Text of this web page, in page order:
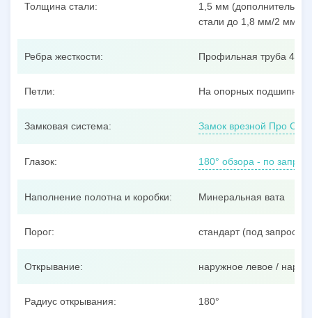
Толщина стали:
1,5 мм
стали до 1,8 мм/2 мм/3
Ребра жесткости: Профильная труба
Петли: На опорных
Замковая система: Замок врезной Про Сам
Глазок: 180° обзора - по
Наполнение полотна и коробки: Минеральная вата
Порог: стандарт (под запрос –
Открывание: наружное левое /
Радиус открывания: 180°